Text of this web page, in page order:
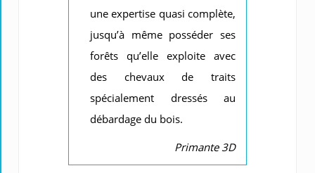
une expertise quasi complète,
jusqu’à même posséder ses
forêts qu’elle exploite avec
des chevaux de traits
spécialement dressés au
débardage du bois.
Primante 3D